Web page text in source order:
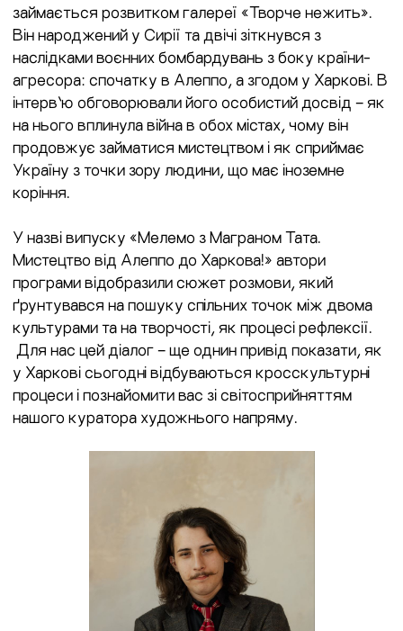
займається розвитком галереї «Творче нежить».
Він народжений у Сирії та двічі зіткнувся з
наслідками воєнних бомбардувань з боку країни-
агресора: спочатку в Алеппо, а згодом у Харкові. В
інтерв’ю обговорювали його особистий досвід – як
на нього вплинула війна в обох містах, чому він
продовжує займатися мистецтвом і як сприймає
Україну з точки зору людини, що має іноземне
коріння.
У назві випуску «Мелемо з Маграном Тата.
Мистецтво від Алеппо до Харкова!» автори
програми відобразили сюжет розмови, який
ґрунтувався на пошуку спільних точок між двома
культурами та на творчості, як процесі рефлексії.
Для нас цей діалог – ще однин привід показати, як
у Харкові сьогодні відбуваються кросскультурні
процеси і познайомити вас зі світосприйняттям
нашого куратора художнього напряму.